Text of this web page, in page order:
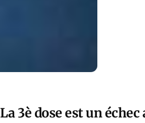
La 3è dose est un